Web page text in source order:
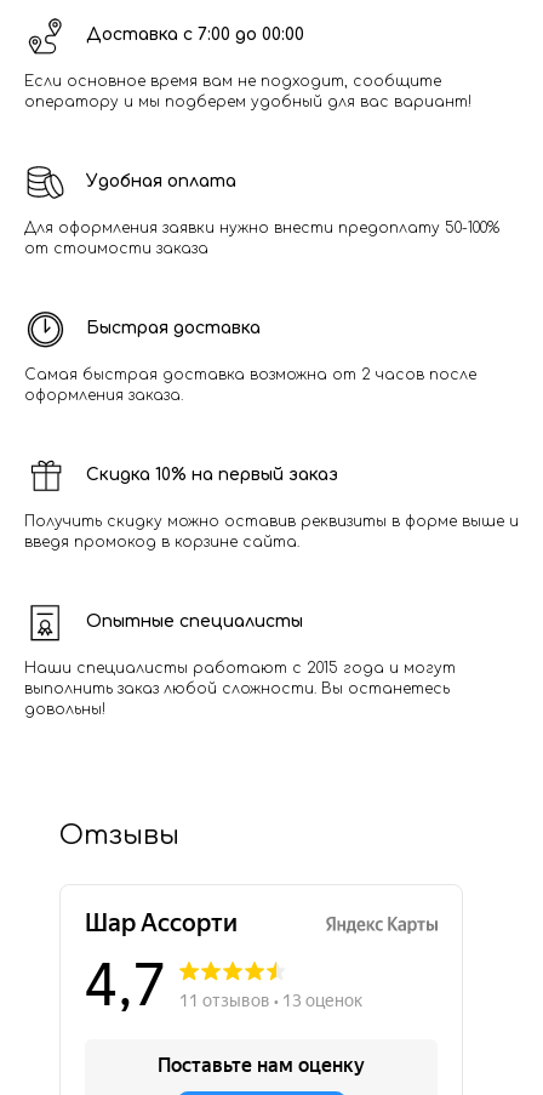
Доставка с 7:00 до 00:00
Если основное время вам не подходит, сообщите
оператору и мы подберем удобный для вас вариант!
Удобная оплата
Для оформления заявки нужно внести предоплату 50-100%
от стоимости заказа
Быстрая доставка
Самая быстрая доставка возможна от 2 часов после
оформления заказа.
Скидка 10% на первый заказ
Получить скидку можно оставив реквизиты в форме выше и
введя промокод в корзине сайта.
Опытные специалисты
Наши специалисты работают с 2015 года и могут
выполнить заказ любой сложности. Вы останетесь
довольны!
Отзывы